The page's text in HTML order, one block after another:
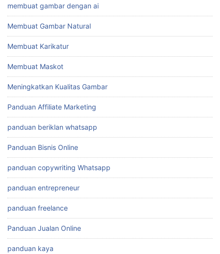
membuat gambar dengan ai
Membuat Gambar Natural
Membuat Karikatur
Membuat Maskot
Meningkatkan Kualitas Gambar
Panduan Affiliate Marketing
panduan beriklan whatsapp
Panduan Bisnis Online
panduan copywriting Whatsapp
panduan entrepreneur
panduan freelance
Panduan Jualan Online
panduan kaya